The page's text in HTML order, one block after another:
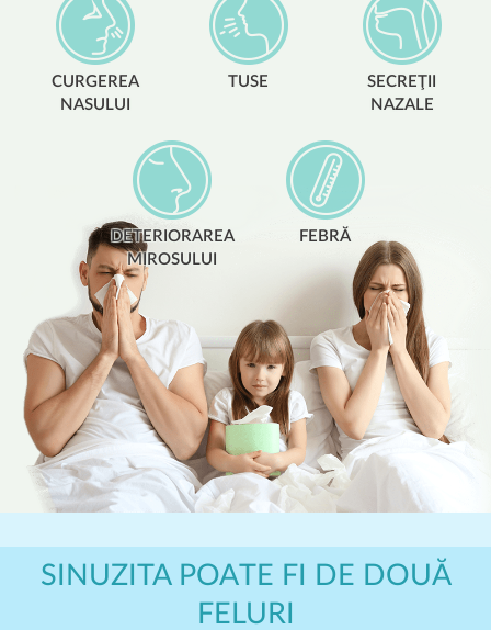
CURGEREA
NASULUI
TUSE
SECREŢII
NAZALE
DETERIORAREA
MIROSULUI
FEBRĂ
SINUZITA POATE FI DE DOUĂ
FELURI